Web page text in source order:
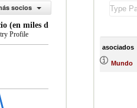
socios
(en miles de US$)
Profile
asociados
Mundo